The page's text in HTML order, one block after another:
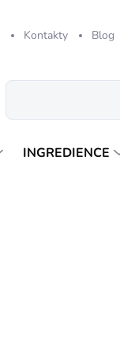
Kontakty Blog
INGREDIENCE